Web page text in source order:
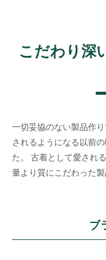
こだわり深
一切妥協のない製品作
されるようになる以前
た。
古着として愛され
量より質にこだわった
ブ